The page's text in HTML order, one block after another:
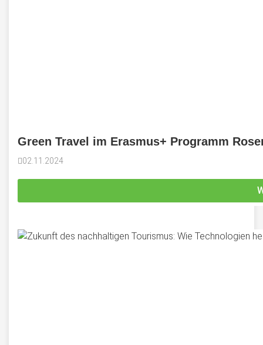
Green Travel im Erasmus+ Programm
02.11.2024